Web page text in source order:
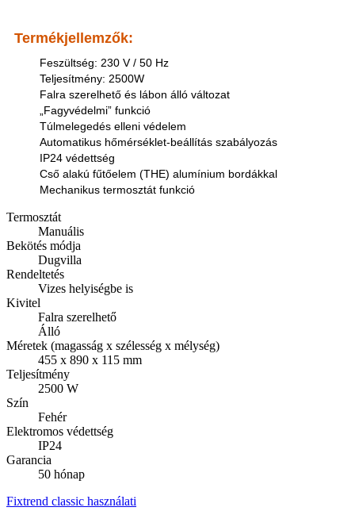
Termékjellemzők:
Feszültség: 230 V / 50 Hz
Teljesítmény: 2500W
Falra szerelhető és lábon álló változat
„Fagyvédelmi” funkció
Túlmelegedés elleni védelem
Automatikus hőmérséklet-beállítás szabályozás
IP24 védettség
Cső alakú fűtőelem (THE) alumínium bordákkal
Mechanikus termosztát funkció
Termosztát
Manuális
Bekötés módja
Dugvilla
Rendeltetés
Vizes helyiségbe is
Kivitel
Falra szerelhető
Álló
Méretek (magasság x szélesség x mélység)
455 x 890 x 115 mm
Teljesítmény
2500 W
Szín
Fehér
Elektromos védettség
IP24
Garancia
50 hónap
Fixtrend classic használati